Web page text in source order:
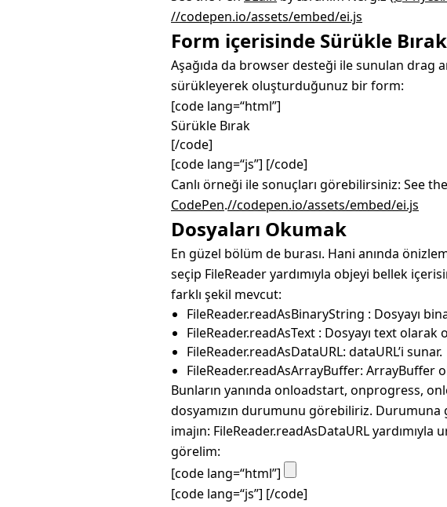
//codepen.io/assets/embed/ei.js
Form içerisinde Sürükle Bırak
Aşağıda da browser desteği ile sunulan drag
sürükleyerek oluşturduğunuz bir form:
[code lang=“html”]
Sürükle Bırak
[/code]
[code lang=“js”] [/code]
Canlı örneği ile sonuçları görebilirsiniz: See
CodePen.//codepen.io/assets/embed/ei.js
Dosyaları Okumak
En güzel bölüm de burası. Hani anında
seçip FileReader yardımıyla objeyi bellek
farklı şekil mevcut:
FileReader.readAsBinaryString : Dosyayı
FileReader.readAsText : Dosyayı text olarak
FileReader.readAsDataURL: dataURL’i sunar.
FileReader.readAsArrayBuffer: ArrayBuffer
Bunların yanında onloadstart, onprogress,
dosyamızın durumunu görebiliriz.
imajın: FileReader.readAsDataURL yardımıyla
görelim:
[code lang=“html”]
[code lang=“js”] [/code]